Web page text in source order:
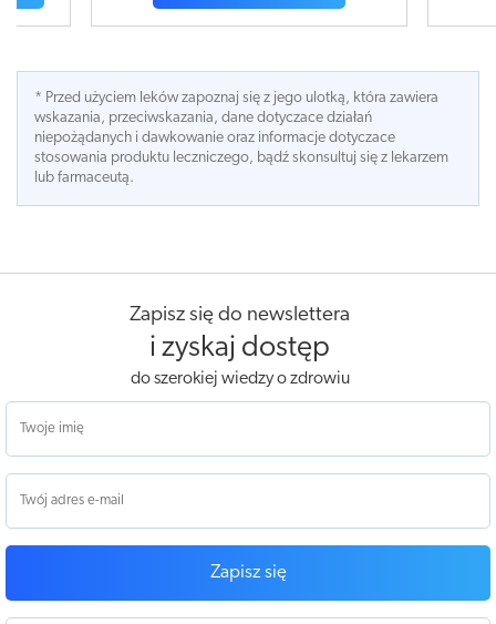
* Przed użyciem leków zapoznaj się z jego ulotką, która zawiera
wskazania, przeciwskazania, dane dotyczace działań
niepożądanych i dawkowanie oraz informacje dotyczace
stosowania produktu leczniczego, bądź skonsultuj się z lekarzem
lub farmaceutą.
Zapisz się do newslettera
i zyskaj dostęp
do szerokiej wiedzy o zdrowiu
Zapisz się